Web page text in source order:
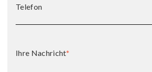
Telefon
Ihre Nachricht*